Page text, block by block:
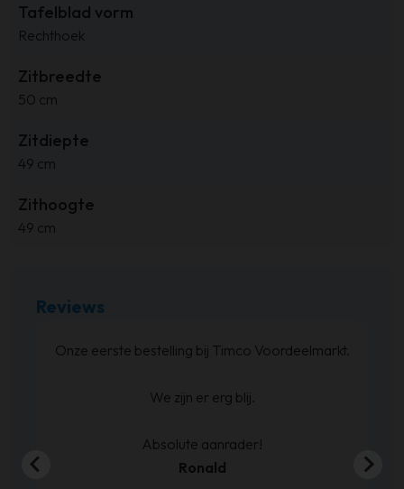
Tafelblad vorm
Rechthoek
Zitbreedte
50 cm
Zitdiepte
49 cm
Zithoogte
49 cm
Reviews
Zeer snel